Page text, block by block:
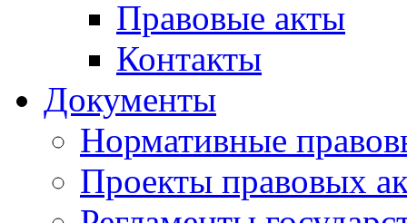
Правовые акты
Контакты
Документы
Нормативные
Проекты правовых